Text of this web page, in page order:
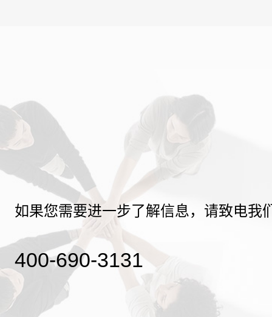
如果您需要进一步了解信息，请致电我
400-690-3131